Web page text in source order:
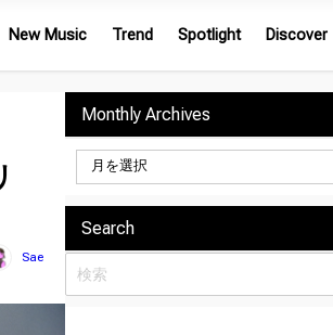
New Music Trend Spotlight Discover
Sae
Monthly Archives
Search